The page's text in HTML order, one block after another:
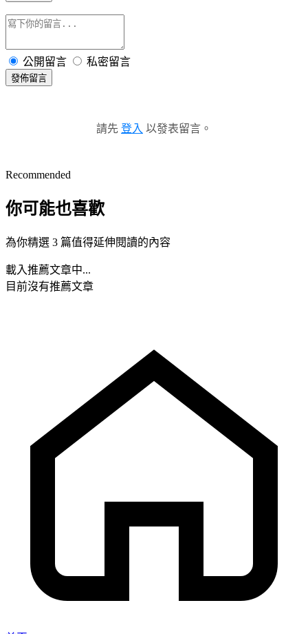
公開留言 私密留言
發佈留言
請先 登入 以發表留言。
Recommended
你可能也喜歡
為你精選 3 篇值得延伸閱讀的內容
載入推薦文章中...
目前沒有推薦文章